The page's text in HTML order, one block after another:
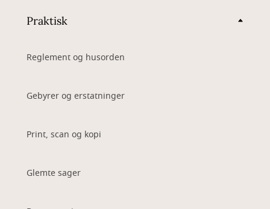
Praktisk
Reglement og husorden
Gebyrer og erstatninger
Print, scan og kopi
Glemte sager